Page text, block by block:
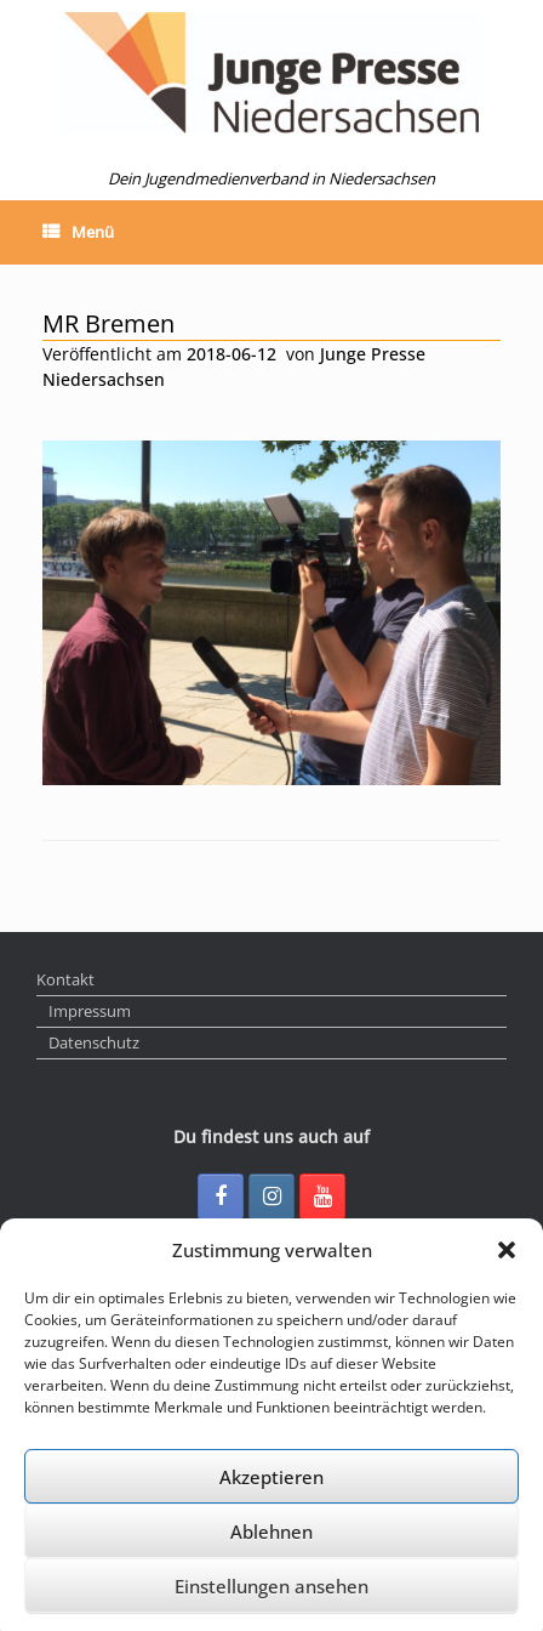
Zustimmung verwalten
Um dir ein optimales Erlebnis zu bieten, verwenden wir Technologien wie
Cookies, um Geräteinformationen zu speichern und/oder darauf
zuzugreifen. Wenn du diesen Technologien zustimmst, können wir Daten
wie das Surfverhalten oder eindeutige IDs auf dieser Website
verarbeiten. Wenn du deine Zustimmung nicht erteilst oder zurückziehst,
können bestimmte Merkmale und Funktionen beeinträchtigt werden.
Akzeptieren
Ablehnen
Einstellungen ansehen
Dein Jugendmedienverband in Niedersachsen
Menü
MR Bremen
Veröffentlicht am 2018-06-12 von Junge Presse
Niedersachsen
Kontakt
Impressum
Datenschutz
Du findest uns auch auf
Kontakt
Junge Presse Niedersachsen e.V.
Rückertstraße 10
30169 Hannover
© 2026 Junge Presse Niedersachsen e.V.
Ein Theme vonSiteOrigin